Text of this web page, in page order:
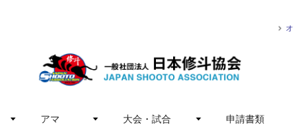
アマ 大会・試合 申請書類